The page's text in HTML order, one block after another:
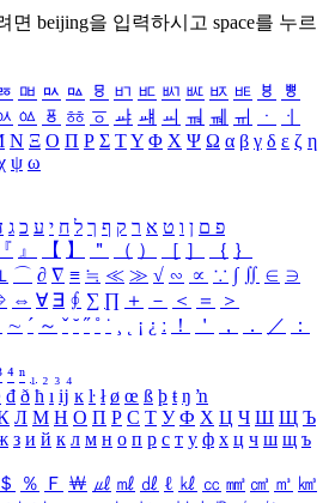
면 beijing을 입력하시고 space를 누르
ㅮ ㅯ ㅰ ㅱ ㅲ ㅳ ㅴ ㅵ ㅶ ㅷ ㅸ
ㅹ
ㆃ ㆄ ㆅ ㆆ ㆇ ㆈ ㆉ ㆊ ㆋ ㆌ ㆍ
ㆎ
Ν Ξ Ο Π Ρ Σ ΤΥ Φ Χ Ψ Ω α β γ δ ε ζ η
ψ ω
פ ם ן ו ט א ר ק ף ך ל ח י ע כ ג
『 』 【 】 ＂ （ ） ［ ］ ｛ ｝
⌒ ∂ ∇ ≡ ≒ ≪ ≫ √ ∽ ∝ ∵ ∫ ∬ ∈ ∋
⇔ ∀ ∃ ∮ ∑ ∏ ＋ － ＜ ＝
＞
∼ ´ ～ ˇ ˘ ˝ ˚ ˙ ¸ ¡ ¿ ː ！ ＇ ， ． ／
：
⁴ ⁿ ₁ ₂ ₃ ₄
đ ð ħ ı ĳ ĸ ŀ ł ø œ ß þ ŧ ŋ ŉ
Л М Н О П Р С Т У Ф Х Ц Ч Ш Щ Ъ
з и й к л м н о п р с т у ф х ц ч ш щ ъ
＄ ％ Ｆ ￦ ㎕ ㎖ ㎗ ℓ ㎘ ㏄ ㎣ ㎤ ㎥ ㎦